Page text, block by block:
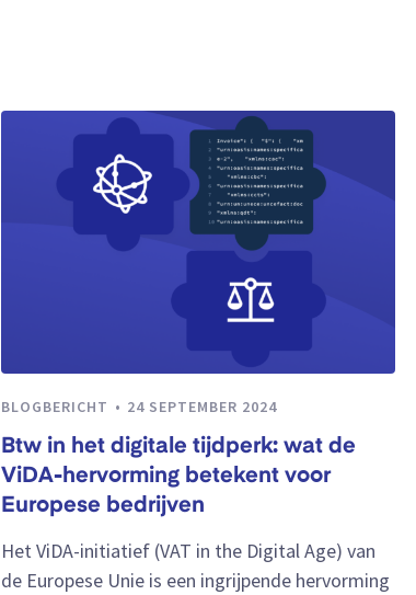
BLOGBERICHT 24 SEPTEMBER 2024
Btw in het digitale tijdperk: wat de
ViDA-hervorming betekent voor
Europese bedrijven
Het ViDA-initiatief (VAT in the Digital Age) van
de Europese Unie is een ingrijpende hervorming